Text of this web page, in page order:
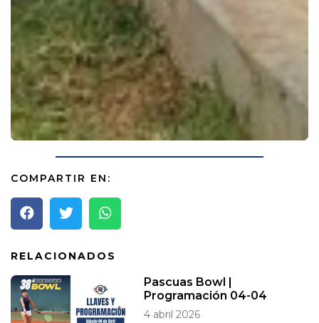
COMPARTIR EN:
RELACIONADOS
Pascuas Bowl |
Programación 04-04
4 abril 2026